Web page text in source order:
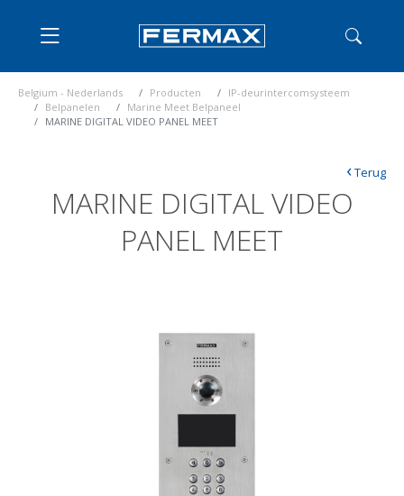
Belgium - Nederlands Producten
IP-deurintercomsysteem
Belpanelen
Marine Meet Belpaneel
MARINE DIGITAL VIDEO PANEL MEET
MARINE DIGITAL VIDEO
PANEL MEET
‹Terug